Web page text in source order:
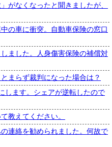
がなくなったと聞きましたが、
の車に衝突。自動車保険の窓口
ました。人身傷害保険の補償対
まらず裁判になった場合は？
します。シェアが逆転したので
教えてください。
連絡を勧められました。何故で